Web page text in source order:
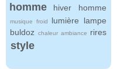
homme
hiver homme
musique froid lumière
lampe
buldoz chaleur ambiance rires
style